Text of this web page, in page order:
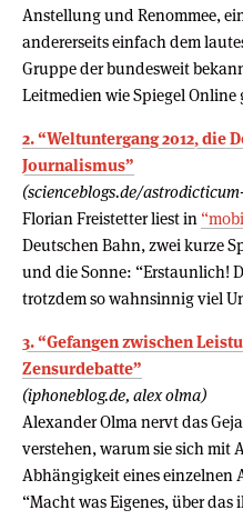
Anstellung und Renommee,
andererseits einfach dem
Gruppe der bundesweit
Leitmedien wie Spiegel Online
2. “Weltuntergang 2012, die
Journalismus”
(scienceblogs.de/
Florian Freistetter liest in
Deutschen Bahn, zwei kurze
und die Sonne: “Erstaunlich!
trotzdem so wahnsinnig viel
3. “Gefangen zwischen
Zensurdebatte”
(iphoneblog.de, alex olma)
Alexander Olma nervt das
verstehen, warum sie sich mit
Abhängigkeit eines einzelnen
“Macht was Eigenes, über